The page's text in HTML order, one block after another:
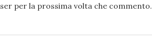
per la prossima volta che commento.